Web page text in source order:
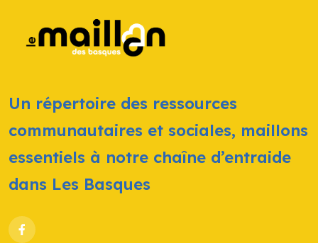
Un répertoire des ressources
communautaires et sociales, maillons
essentiels à notre chaîne d’entraide
dans Les Basques